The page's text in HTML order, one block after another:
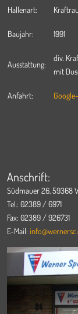
Hallenart:
Baujahr: 1991
Ausstattung:
div.
mit
Anfahrt:
Anschrift:
Südmauer 26, 59368
Tel.: 02389 / 6971
Fax: 02389 / 926731
E-Mail: